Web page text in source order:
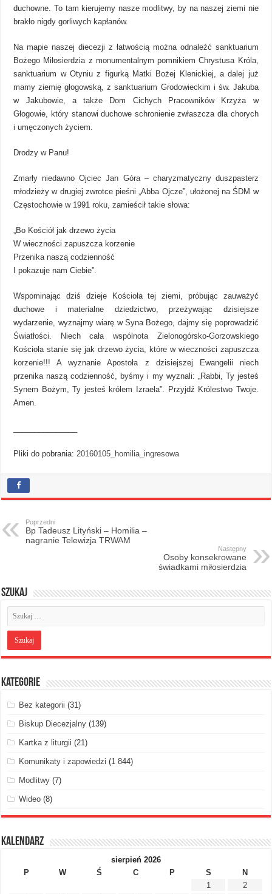
duchowne. To tam kierujemy nasze modlitwy, by na naszej ziemi nie
brakło nigdy gorliwych kapłanów.
Na mapie naszej diecezji z łatwością można odnaleźć sanktuarium
Bożego Miłosierdzia z monumentalnym pomnikiem Chrystusa Króla,
sanktuarium w Otyniu z figurką Matki Bożej Klenickiej, a dalej już
mamy ziemię głogowską, z sanktuarium Grodowieckim i św. Jakuba
w Jakubowie, a także Dom Cichych Pracowników Krzyża w
Głogowie, który stanowi duchowe schronienie zwłaszcza dla chorych
i umęczonych życiem.
Drodzy w Panu!
Zmarły niedawno Ojciec Jan Góra – charyzmatyczny duszpasterz
młodzieży w drugiej zwrotce pieśni „Abba Ojcze”, ułożonej na ŚDM w
Częstochowie w 1991 roku, zamieścił takie słowa:
„Bo Kościół jak drzewo życia
W wieczności zapuszcza korzenie
Przenika naszą codzienność
I pokazuje nam Ciebie”.
Wspominając dziś dzieje Kościoła tej ziemi, próbując zauważyć
duchowe i materialne dziedzictwo, przeżywając dzisiejsze
wydarzenie, wyznajmy wiarę w Syna Bożego, dajmy się poprowadzić
Światłości. Niech cała wspólnota Zielonogórsko-Gorzowskiego
Kościoła stanie się jak drzewo życia, które w wieczności zapuszcza
korzenie!!! A wyznanie Apostoła z dzisiejszej Ewangelii niech
przenika naszą codzienność, byśmy i my wyznali: „Rabbi, Ty jesteś
Synem Bożym, Ty jesteś królem Izraela”. Przyjdź Królestwo Twoje.
Amen.
Pliki do pobrania: 20160105_homilia_ingresowa
Poprzedni
Bp Tadeusz Lityński – Homilia –
nagranie Telewizja TRWAM
Następny
Osoby konsekrowane
świadkami miłosierdzia
Szukaj
Kategorie
Bez kategorii (31)
Biskup Diecezjalny (139)
Kartka z liturgii (21)
Komunikaty i zapowiedzi (1 844)
Modlitwy (7)
Wideo (8)
Kalendarz
sierpień 2026
P
W Ś C P S
N
1
2